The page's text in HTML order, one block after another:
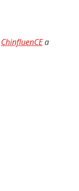
ChinfluenCEa